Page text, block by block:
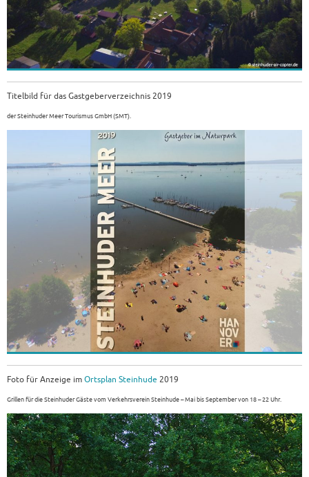
Titelbild für das Gastgeberverzeichnis 2019
der Steinhuder Meer Tourismus GmbH (SMT).
Foto für Anzeige imOrtsplan Steinhude 2019
Grillen für die Steinhuder Gäste vom Verkehrsverein Steinhude – Mai bis September von 18 – 22 Uhr.